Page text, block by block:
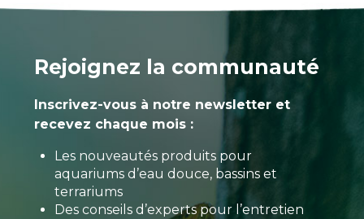
Rejoignez la communauté
Inscrivez-vous à notre newsletter et
recevez chaque mois :
Les nouveautés produits pour
aquariums d’eau douce, bassins et
terrariums
Des conseils d’experts pour l’entretien